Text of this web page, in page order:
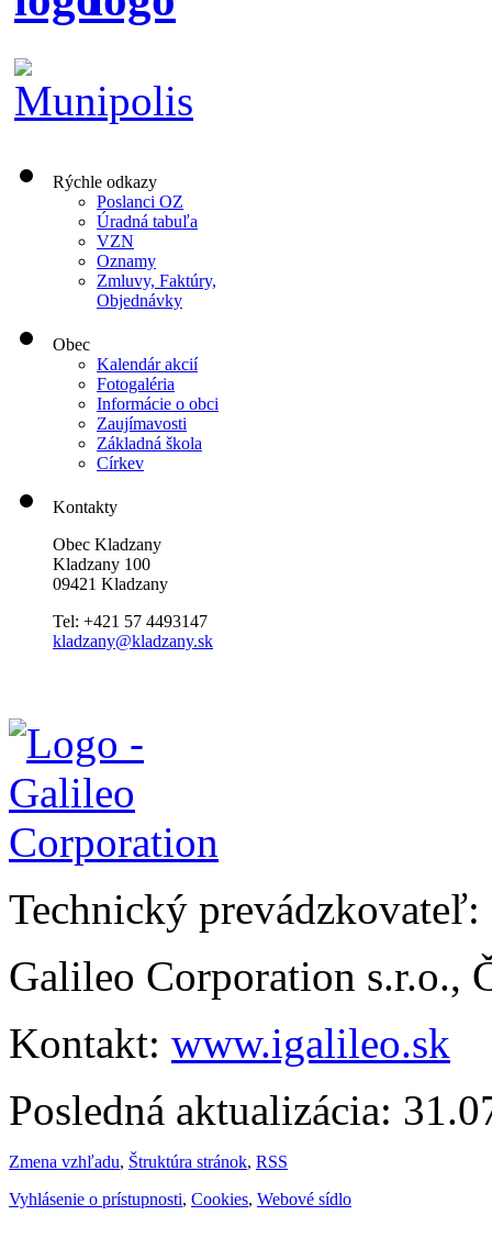
Rýchle odkazy
Poslanci OZ
Úradná tabuľa
VZN
Oznamy
Zmluvy, Faktúry,
Objednávky
Obec
Kalendár akcií
Fotogaléria
Informácie o obci
Zaujímavosti
Základná škola
Církev
Kontakty
Obec Kladzany
Kladzany 100
09421 Kladzany
Tel: +421 57 4493147
kladzany@kladzany.sk
Technický prevádzkovateľ:
Galileo Corporation s.r.o.,
Kontakt: www.igalileo.sk
Posledná aktualizácia:
Zmena vzhľadu, Štruktúra stránok, RSS
Vyhlásenie o prístupnosti, Cookies, Webové sídlo